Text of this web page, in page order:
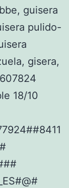
guisera
pulido-
gisera,
18/10